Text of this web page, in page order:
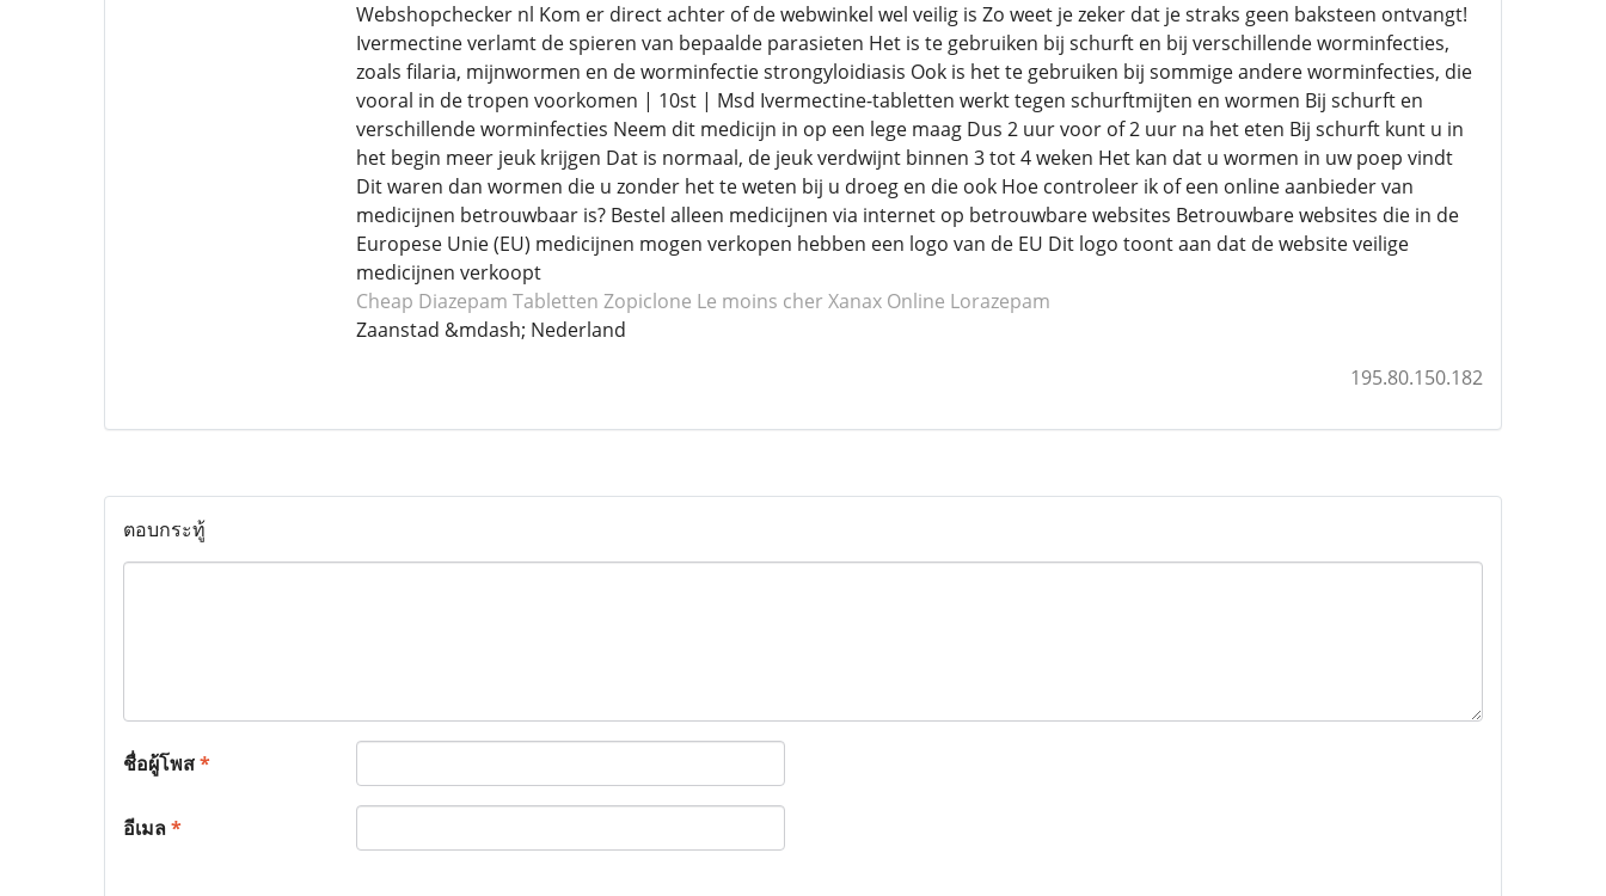
Webshopchecker nl Kom er direct achter of de webwinkel wel veilig is Zo weet je zeker dat je straks geen baksteen ontvangt!
Ivermectine verlamt de spieren van bepaalde parasieten Het is te gebruiken bij schurft en bij verschillende worminfecties,
zoals filaria, mijnwormen en de worminfectie strongyloidiasis Ook is het te gebruiken bij sommige andere worminfecties, die
vooral in de tropen voorkomen | 10st | Msd Ivermectine-tabletten werkt tegen schurftmijten en wormen Bij schurft en
verschillende worminfecties Neem dit medicijn in op een lege maag Dus 2 uur voor of 2 uur na het eten Bij schurft kunt u in
het begin meer jeuk krijgen Dat is normaal, de jeuk verdwijnt binnen 3 tot 4 weken Het kan dat u wormen in uw poep vindt
Dit waren dan wormen die u zonder het te weten bij u droeg en die ook Hoe controleer ik of een online aanbieder van
medicijnen betrouwbaar is? Bestel alleen medicijnen via internet op betrouwbare websites Betrouwbare websites die in de
Europese Unie (EU) medicijnen mogen verkopen hebben een logo van de EU Dit logo toont aan dat de website veilige
medicijnen verkoopt
Cheap Diazepam Tabletten Zopiclone Le moins cher Xanax Online Lorazepam
Zaanstad &mdash; Nederland
195.80.150.182
ตอบกระทู้
ชื่อผู้โพส*
อีเมล*